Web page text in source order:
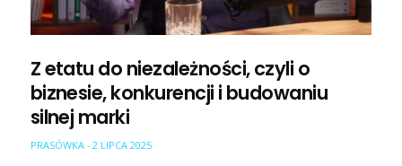
Z etatu do niezależności, czyli o
biznesie, konkurencji i budowaniu
silnej marki
PRASÓWKA - 2 LIPCA 2025